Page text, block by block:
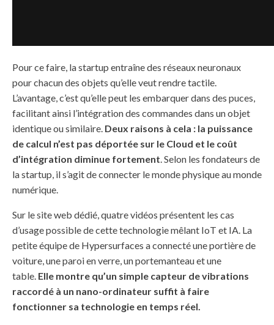
Pour ce faire, la startup entraîne des réseaux neuronaux
pour chacun des objets qu’elle veut rendre tactile.
L’avantage, c’est qu’elle peut les embarquer dans des puces,
facilitant ainsi l’intégration des commandes dans un objet
identique ou similaire. Deux raisons à cela : la puissance
de calcul n’est pas déportée sur le Cloud et le coût
d’intégration diminue fortement. Selon les fondateurs de
la startup, il s’agit de connecter le monde physique au monde
numérique.
Sur le site web dédié, quatre vidéos présentent les cas
d’usage possible de cette technologie mêlant IoT et IA. La
petite équipe de Hypersurfaces a connecté une portière de
voiture, une paroi en verre, un portemanteau et une
table. Elle montre qu’un simple capteur de vibrations
raccordé à un nano-ordinateur suffit à faire
fonctionner sa technologie en temps réel.